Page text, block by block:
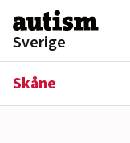
Hoppa till innehåll
Sverige
Skåne